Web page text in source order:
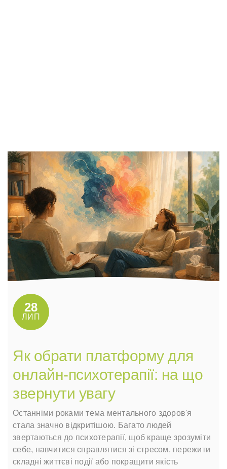
28
ЛИП
Як обрати платформу для
онлайн-психотерапії: на що
звернути увагу
Останніми роками тема ментального здоров'я
стала значно відкритішою. Багато людей
звертаються до психотерапії, щоб краще зрозуміти
себе, навчитися справлятися зі стресом, пережити
складні життєві події або покращити якість